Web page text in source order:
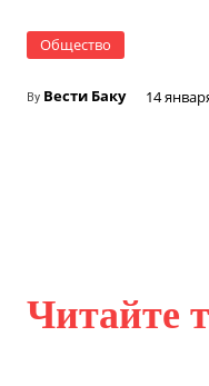
Общество
By Вести Баку 14
Читайте